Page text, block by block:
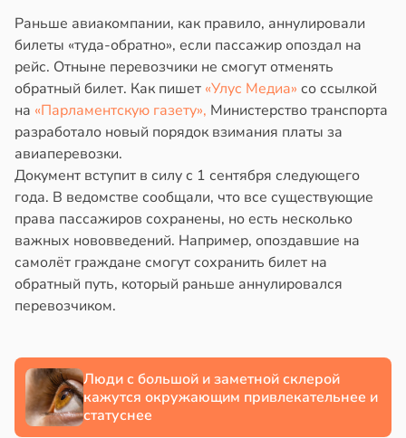
Раньше авиакомпании, как правило, аннулировали
билеты «туда-обратно», если пассажир опоздал на
рейс. Отныне перевозчики не смогут отменять
обратный билет. Как пишет «Улус Медиа» со ссылкой
на «Парламентскую газету», Министерство транспорта
разработало новый порядок взимания платы за
авиаперевозки.
Документ вступит в силу с 1 сентября следующего
года. В ведомстве сообщали, что все существующие
права пассажиров сохранены, но есть несколько
важных нововведений. Например, опоздавшие на
самолёт граждане смогут сохранить билет на
обратный путь, который раньше аннулировался
перевозчиком.
Люди с большой и заметной склерой
кажутся окружающим привлекательнее и
статуснее